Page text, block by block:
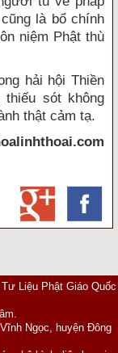
là bổ chính
niệm Phật thù
hải hội Thiền
sót không
thật cảm tạ.
Liệu Phật Giáo Quốc
Ngọc, huyện Đông